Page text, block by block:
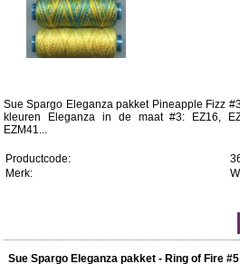
Sue Spargo Eleganza pakket Pineapple Fizz
kleuren Eleganza in de maat #3: EZ16,
EZM41...
Productcode:
Merk:
Sue Spargo Eleganza pakket - Ring of Fire #5